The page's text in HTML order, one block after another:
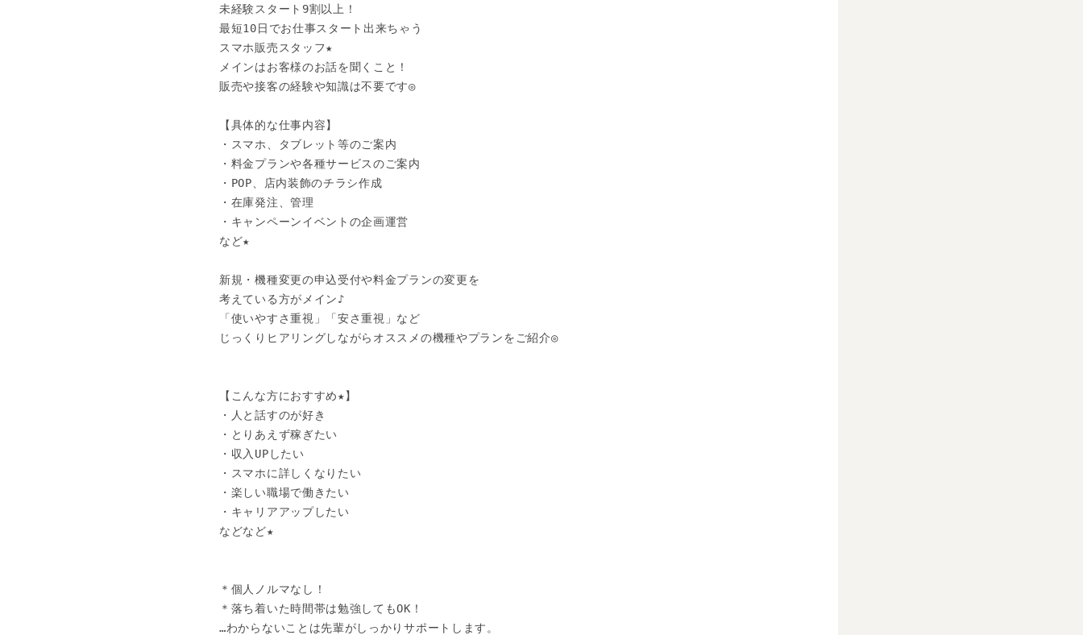
未経験スタート9割以上！
最短10日でお仕事スタート出来ちゃう
スマホ販売スタッフ★
メインはお客様のお話を聞くこと！
販売や接客の経験や知識は不要です◎
【具体的な仕事内容】
・スマホ、タブレット等のご案内
・料金プランや各種サービスのご案内
・POP、店内装飾のチラシ作成
・在庫発注、管理
・キャンペーンイベントの企画運営
など★
新規・機種変更の申込受付や料金プランの変更を
考えている方がメイン♪
「使いやすさ重視」「安さ重視」など
じっくりヒアリングしながらオススメの機種やプランをご紹介◎
【こんな方におすすめ★】
・人と話すのが好き
・とりあえず稼ぎたい
・収入UPしたい
・スマホに詳しくなりたい
・楽しい職場で働きたい
・キャリアアップしたい
などなど★
＊個人ノルマなし！
＊落ち着いた時間帯は勉強してもOK！
…わからないことは先輩がしっかりサポートします。